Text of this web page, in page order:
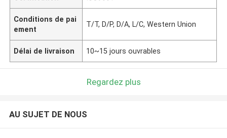
Conditions de pai
ement
T/T, D/P, D/A, L/C, Western Union
Délai de livraison 10~15 jours ouvrables
Regardez plus
AU SUJET DE NOUS